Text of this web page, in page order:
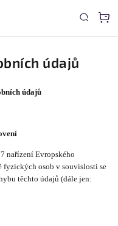
údajů
údajů
nařízení Evropského
fyzických osob v souvislosti se
těchto údajů (dále jen: